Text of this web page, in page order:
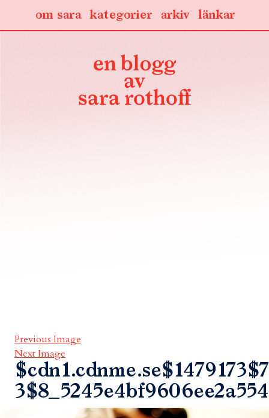
länkar
arkiv
kategorier
om sara
Previous Image
Next Image